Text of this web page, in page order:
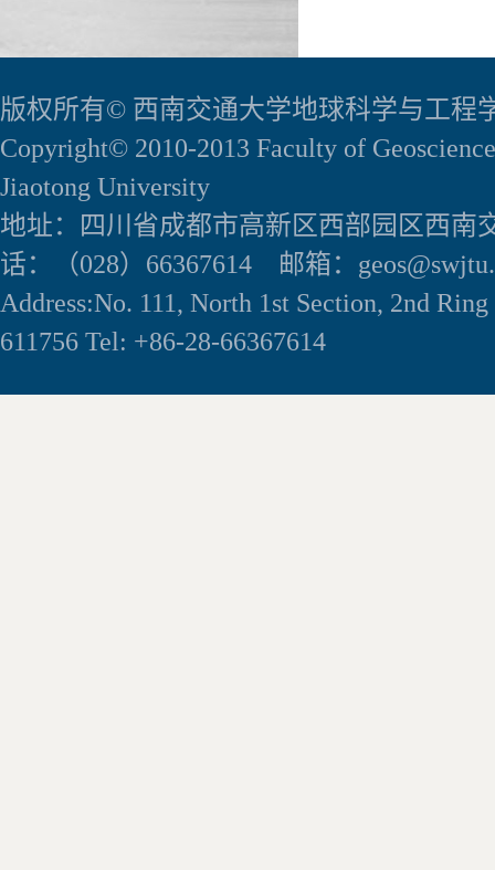
版权所有© 西南交通大学地球科学与工程
Copyright© 2010-2013 Faculty of
Jiaotong University
地址：四川省成都市高新区西部园区
话：（028）66367614 邮箱：
Address:No. 111, North 1st Section, 2nd
611756 Tel: +86-28-66367614